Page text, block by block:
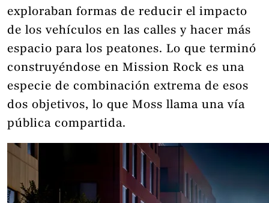
exploraban formas de reducir el impacto
de los vehículos en las calles y hacer más
espacio para los peatones. Lo que terminó
construyéndose en Mission Rock es una
especie de combinación extrema de esos
dos objetivos, lo que Moss llama una vía
pública compartida.